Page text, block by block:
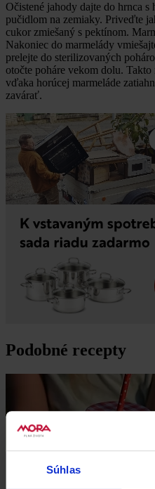
Súhlas
Očistené jahody dajte do hrnca
pučidlom na zemiaky. Priveďte
cukor zmiešaný s pektínom.
Nakoniec do marmelády
prelejte do sterilizovaných
otočte poháre vekom dolu.
vďaka horúcej marmeláde
zavárať.
Podobné recepty